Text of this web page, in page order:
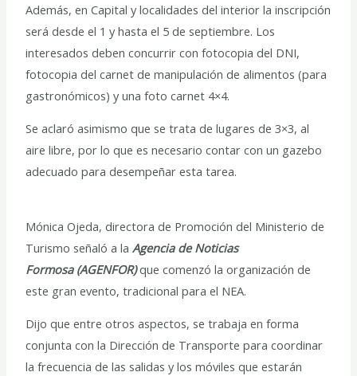
Además, en Capital y localidades del interior la inscripción
será desde el 1 y hasta el 5 de septiembre. Los
interesados deben concurrir con fotocopia del DNI,
fotocopia del carnet de manipulación de alimentos (para
gastronómicos) y una foto carnet 4×4.
Se aclaró asimismo que se trata de lugares de 3×3, al
aire libre, por lo que es necesario contar con un gazebo
adecuado para desempeñar esta tarea.
Mónica Ojeda, directora de Promoción del Ministerio de
Turismo señaló a laAgencia de Noticias
Formosa (AGENFOR)que comenzó la organización de
este gran evento, tradicional para el NEA.
Dijo que entre otros aspectos, se trabaja en forma
conjunta con la Dirección de Transporte para coordinar
la frecuencia de las salidas y los móviles que estarán